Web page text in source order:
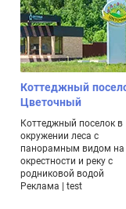
Коттеджный
Цветочный
Коттеджный поселок в
окружении леса с
панорамным видом на
окрестности и реку с
родниковой водой
Реклама | test